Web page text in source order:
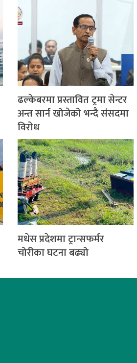
ढल्केबरमा प्रस्तावित ट्रमा सेन्टर
अन्त सार्न खोजेको भन्दै संसदमा
विरोध
मधेस प्रदेशमा ट्रान्सफर्मर
चोरीका घटना बढ्यो